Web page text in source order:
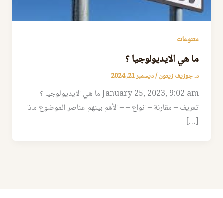
متنوعات
ما هي الايديولوجيا ؟
د. جوزيف زيتون/ديسمبر 21, 2024
January 25, 2023, 9:02 am ما هي الايديولوجيا ؟
تعريف – مقارنة – انواع – – الأهم بينهم عناصر الموضوع ماذا
[…]